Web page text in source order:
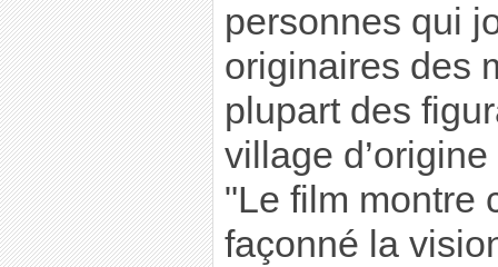
personnes qui
originaires des
plupart des
village
"Le film montre
façonné la